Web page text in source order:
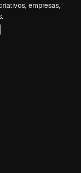
empresas,